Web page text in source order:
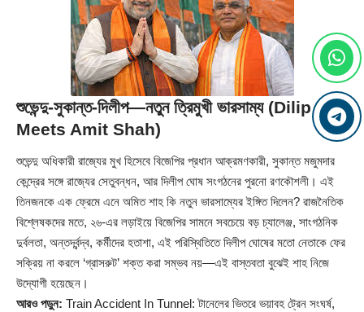
শুভেন্দু-সুকান্ত-দিলীপ—নতুন ত্রিমুখী ভারসাম্য (Dilip
Meets Amit Shah)
শুভেন্দু অধিকারী রাজ্যের মুখ হিসেবে বিজেপির প্রধান আক্রমণকারী, সুকান্ত মজুমদার
কেন্দ্রের সঙ্গে রাজ্যের সেতুবন্ধন, আর দিলীপ ঘোষ সংগঠনের পুরনো রণকৌশলী। এই
তিনজনকে এক ফ্রেমে এনে অমিত শাহ কি নতুন ভারসাম্যের ইঙ্গিত দিলেন? রাজনৈতিক
বিশ্লেষকদের মতে, ২৬-এর লড়াইয়ে বিজেপির সামনে সবচেয়ে বড় চ্যালেঞ্জ, সাংগঠনিক
দুর্বলতা, অন্তর্দ্বন্দ্ব, কর্মীদের হতাশা, এই পরিস্থিতিতে দিলীপ ঘোষের মতো নেতাকে ফের
সক্রিয় না করলে ‘গ্রাসরুট’ শক্ত করা সম্ভব নয়—এই বাস্তবতা বুঝেই শাহ নিজে
উদ্যোগী হয়েছেন।
আরও পড়ুন: Train Accident In Tunnel: টানেলের ভিতরে ভয়াবহ ট্রেন সংঘর্ষ,